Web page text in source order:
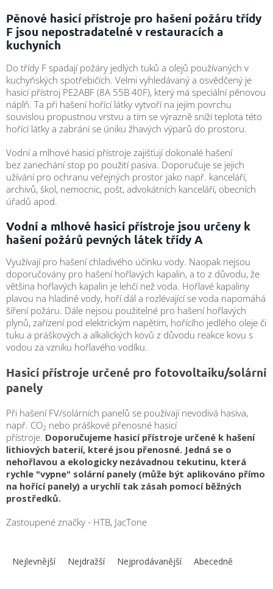
Pěnové hasicí přístroje pro hašení požáru třídy
F jsou nepostradatelné v restauracích a
kuchyních
Do třídy F spadají požáry jedlých tuků a olejů používaných v
kuchyňských spotřebičích. Velmi vyhledávaný a osvědčený je
hasicí přístroj PE2ABF (8A 55B 40F), který má speciální pěnovou
náplň. Ta při hašení hořící látky vytvoří na jejím povrchu
souvislou propustnou vrstvu a tím se výrazně sníží teplota této
hořící látky a zabrání se úniku žhavých výparů do prostoru.
Vodní a mlhové hasicí přístroje zajišťují dokonalé hašení
bez zanechání stop po použití pasiva. Doporučuje se jejich
užívání pro ochranu veřejných prostor jako např. kanceláří,
archivů, škol, nemocnic, pošt, advokátních kanceláří, obecních
úřadů apod.
Vodní a mlhové hasicí přístroje jsou určeny k
hašení požárů pevných látek třídy A
Využívají pro hašení chladivého účinku vody. Naopak nejsou
doporučovány pro hašení hořlavých kapalin, a to z důvodu, že
většina hořlavých kapalin je lehčí než voda. Hořlavé kapaliny
plavou na hladině vody, hoří dál a rozlévající se voda napomáhá
šíření požáru. Dále nejsou použitelné pro hašení hořlavých
plynů, zařízení pod elektrickým napětím, hořícího jedlého oleje či
tuku a práškových a alkalických kovů z důvodu reakce kovu s
vodou za vzniku hořlavého vodíku.
Hasicí přístroje určené pro fotovoltaiku/solární
panely
Při hašení FV/solárních panelů se používají nevodivá hasiva,
např. CO2 nebo práškové přenosné hasicí
přístroje. Doporučujeme hasicí přístroje určené k hašení
lithiových baterií, které jsou přenosné. Jedná se o
nehořlavou a ekologicky nezávadnou tekutinu, která
rychle "vypne" solární panely (může být aplikováno přímo
na hořící panely) a urychlí tak zásah pomocí běžných
prostředků.
Zastoupené značky - HTB, JacTone
Nejlevnější Nejdražší Nejprodávanější Abecedně